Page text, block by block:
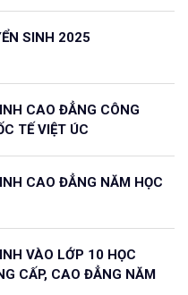
SINH 2025
CAO ĐẲNG CÔNG
TẾ VIỆT ÚC
CAO ĐẲNG NĂM HỌC
VÀO LỚP 10 HỌC
CẤP, CAO ĐẲNG NĂM